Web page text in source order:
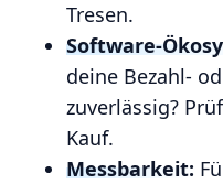
Tresen.
deine Bezahl‑
zuverlässig?
Kauf.
Messbarkeit: